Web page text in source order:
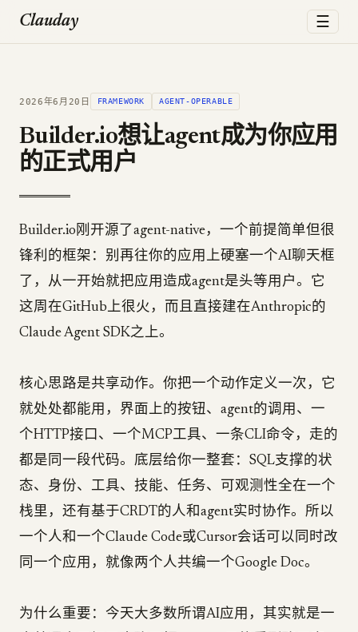
Clauday ☰
2026年6月20日 FRAMEWORK AGENT-OPERABLE
Builder.io想让agent成为你应用
的正式用户
Builder.io刚开源了agent-native，一个前提简单但很
锋利的框架：别再往你的应用上硬塞一个AI聊天框
了，从一开始就把应用造成agent是头等用户。它
这周在GitHub上很火，而且直接建在Anthropic的
Claude Agent SDK之上。
核心思路是共享动作。你把一个动作定义一次，它
就处处都能用，界面上的按钮、agent的调用、一
个HTTP接口、一个MCP工具、一条CLI命令，走的
都是同一段代码。底层给你一整套：SQL支撑的状
态、身份、工具、技能、任务、可观测性全在一个
栈里，还有基于CRDT的人和agent实时协作。所以
一个人和一个Claude Code或Cursor会话可以同时改
同一个应用，就像两个人共编一个Google Doc。
为什么重要：今天大多数所谓AI应用，其实就是一